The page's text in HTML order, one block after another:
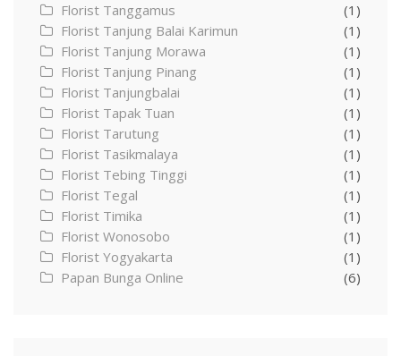
Florist Tanggamus
(1)
Florist Tanjung Balai Karimun
(1)
Florist Tanjung Morawa
(1)
Florist Tanjung Pinang
(1)
Florist Tanjungbalai
(1)
Florist Tapak Tuan
(1)
Florist Tarutung
(1)
Florist Tasikmalaya
(1)
Florist Tebing Tinggi
(1)
Florist Tegal
(1)
Florist Timika
(1)
Florist Wonosobo
(1)
Florist Yogyakarta
(1)
Papan Bunga Online
(6)